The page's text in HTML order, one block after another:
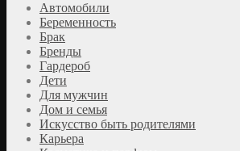
Автомобили
Беременность
Брак
Бренды
Гардероб
Дети
Для мужчин
Дом и семья
Искусство быть родителями
Карьера